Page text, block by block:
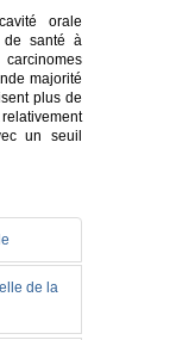
orale
de santé à
majorité
plus de
un seuil
de la